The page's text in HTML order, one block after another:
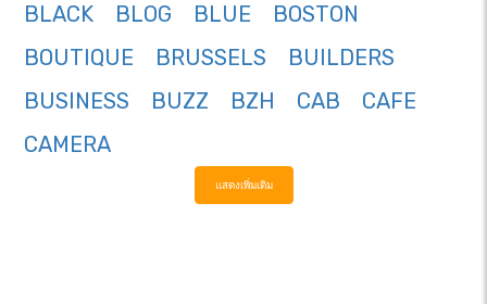
BLACK
BLOG BLUE
BOSTON
BOUTIQUE
BRUSSELS
BUILDERS
BUSINESS
BUZZ BZH CAB
CAFE
CAMERA
แสดงเพิ่มเติม